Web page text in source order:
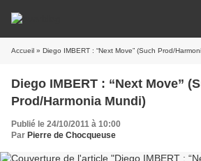
Accueil » Diego IMBERT : “Next Move” (Such Prod/
Diego IMBERT : “Next Move”
Prod/Harmonia Mundi)
Publié le 24/10/2011 à 10:00
Par Pierre de Chocqueuse